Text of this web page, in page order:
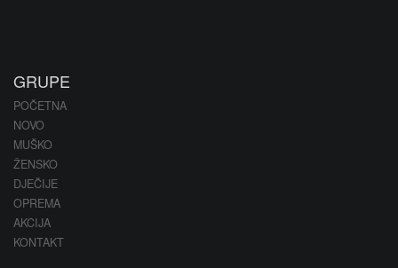
GRUPE
POČETNA
NOVO
MUŠKO
ŽENSKO
DJEČIJE
OPREMA
AKCIJA
KONTAKT